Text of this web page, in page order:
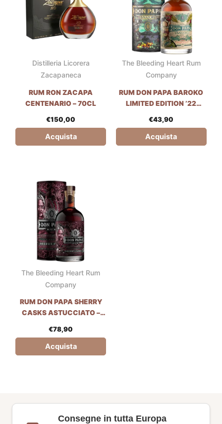
Distilleria Licorera
Zacapaneca
RUM RON ZACAPA
CENTENARIO – 70CL
€150,00
Acquista
The Bleeding Heart Rum
Company
RUM DON PAPA BAROKO
LIMITED EDITION ’22
€43,90
Acquista
The Bleeding Heart Rum
Company
RUM DON PAPA SHERRY
CASKS ASTUCCIATO –
€78,90
Acquista
Consegne in tutta Europa